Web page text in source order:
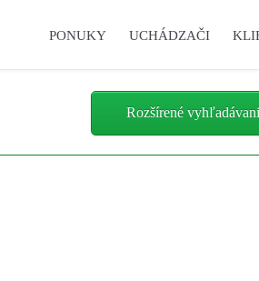
PONUKY UCHÁDZAČI
Rozšírené